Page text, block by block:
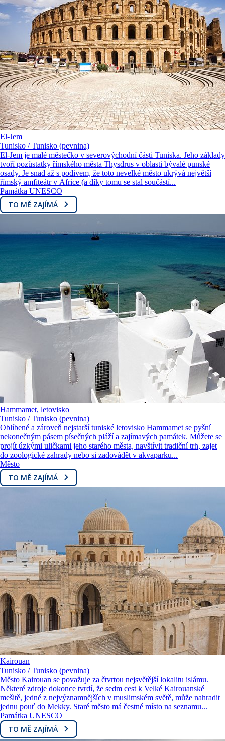
El-Jem
Tunisko / Tunisko (pevnina)
El-Jem je malé městečko v severovýchodní části Tuniska. Jeho základy
tvoří pozůstatky římského města Thysdrus v oblasti bývalé punské
osady. Je snad až s podivem, že toto nevelké město ukrývá největší
římský amfiteátr v Africe (a díky tomu se stal součástí...
Památka UNESCO
TO MĚ ZAJÍMÁ
Hammamet, letovisko
Tunisko / Tunisko (pevnina)
Oblíbené a zároveň nejstarší tuniské letovisko Hammamet se pyšní
nekonečným pásem písečných pláží a zajímavých památek. Můžete se
projít úzkými uličkami jeho starého města, navštívit tradiční trh, zajet
do zoologické zahrady nebo si zadovádět v akvaparku...
Město
TO MĚ ZAJÍMÁ
Kairouan
Tunisko / Tunisko (pevnina)
Město Kairouan se považuje za čtvrtou nejsvětější lokalitu islámu.
Některé zdroje dokonce tvrdí, že sedm cest k Velké Kairouanské
mešitě, jedné z nejvýznamnějších v muslimském světě, může nahradit
jednu pouť do Mekky. Staré město má čestné místo na seznamu...
Památka UNESCO
TO MĚ ZAJÍMÁ